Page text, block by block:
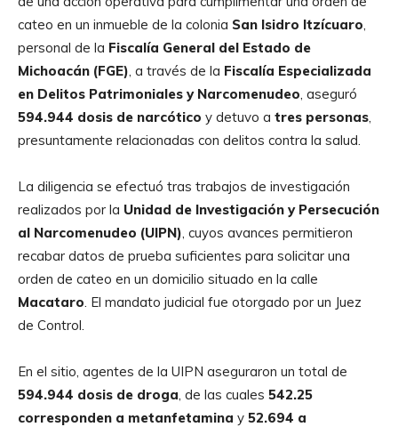
cateo en un inmueble de la colonia San Isidro Itzícuaro,
personal de la Fiscalía General del Estado de
Michoacán (FGE), a través de la Fiscalía Especializada
en Delitos Patrimoniales y Narcomenudeo, aseguró
594.944 dosis de narcótico y detuvo a tres personas,
presuntamente relacionadas con delitos contra la salud.
La diligencia se efectuó tras trabajos de investigación
realizados por la Unidad de Investigación y Persecución
al Narcomenudeo (UIPN), cuyos avances permitieron
recabar datos de prueba suficientes para solicitar una
orden de cateo en un domicilio situado en la calle
Macataro. El mandato judicial fue otorgado por un Juez
de Control.
En el sitio, agentes de la UIPN aseguraron un total de
594.944 dosis de droga, de las cuales 542.25
corresponden a metanfetamina y 52.694 a